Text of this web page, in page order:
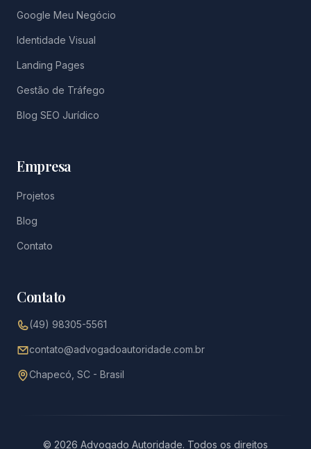
Google Meu Negócio
Identidade Visual
Landing Pages
Gestão de Tráfego
Blog SEO Jurídico
Empresa
Projetos
Blog
Contato
Contato
(49) 98305-5561
contato@advogadoautoridade.com.br
Chapecó, SC - Brasil
© 2026 Advogado Autoridade. Todos os direitos